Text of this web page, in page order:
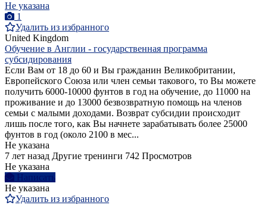
Не указана
1
Удалить из избранного
United Kingdom
Обучение в Англии - государственная программа
субсидирования
Если Вам от 18 до 60 и Вы гражданин Великобритании,
Европейского Союза или член семьи такового, то Вы можете
получить 6000-10000 фунтов в год на обучение, до 11000 на
проживание и до 13000 безвозвратную помощь на членов
семьи с малыми доходами. Возврат субсидии происходит
лишь после того, как Вы начнете зарабатывать более 25000
фунтов в год (около 2100 в мес...
Не указана
7 лет назад Другие тренинги 742 Просмотров
Не указана
Написать
Не указана
Удалить из избранного